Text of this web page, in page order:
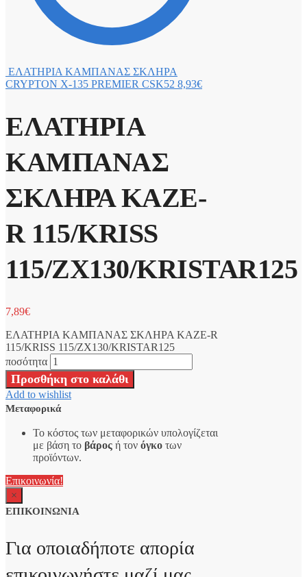
ΕΛΑΤΗΡΙΑ ΚΑΜΠΑΝΑΣ ΣΚΛΗΡΑ
CRYPTON X-135 PREMIER CSK52 8,93€
ΕΛΑΤΗΡΙΑ
ΚΑΜΠΑΝΑΣ
ΣΚΛΗΡΑ KAZE-
R 115/KRISS
115/ZX130/KRISTAR125
7,89€
ΕΛΑΤΗΡΙΑ ΚΑΜΠΑΝΑΣ ΣΚΛΗΡΑ KAZE-R
115/KRISS 115/ZX130/KRISTAR125
ποσότητα
Προσθήκη στο καλάθι
Add to wishlist
Μεταφορικά
Το κόστος των μεταφορικών υπολογίζεται
με βάση το βάρος ή τον όγκο των
προϊόντων.
Επικοινωνία!
×
ΕΠΙΚΟΙΝΩΝΙΑ
Για οποιαδήποτε απορία